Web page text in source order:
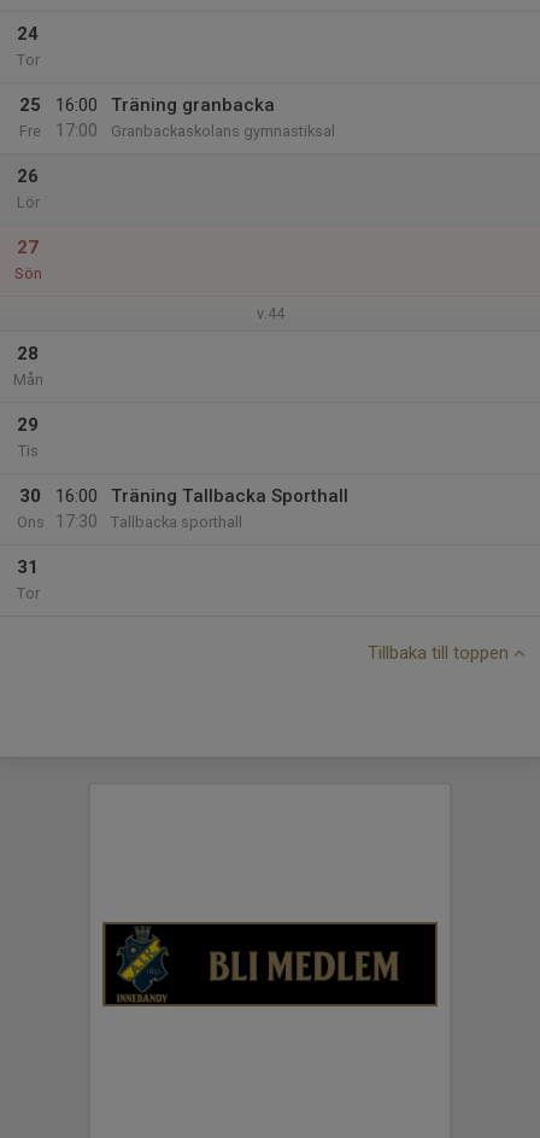
24
Tor
25
Fre
16:00
17:00
Träning granbacka
Granbackaskolans gymnastiksal
26
Lör
27
Sön
v.44
28
Mån
29
Tis
30
Ons
16:00
17:30
Träning Tallbacka Sporthall
Tallbacka sporthall
31
Tor
Tillbaka till toppen